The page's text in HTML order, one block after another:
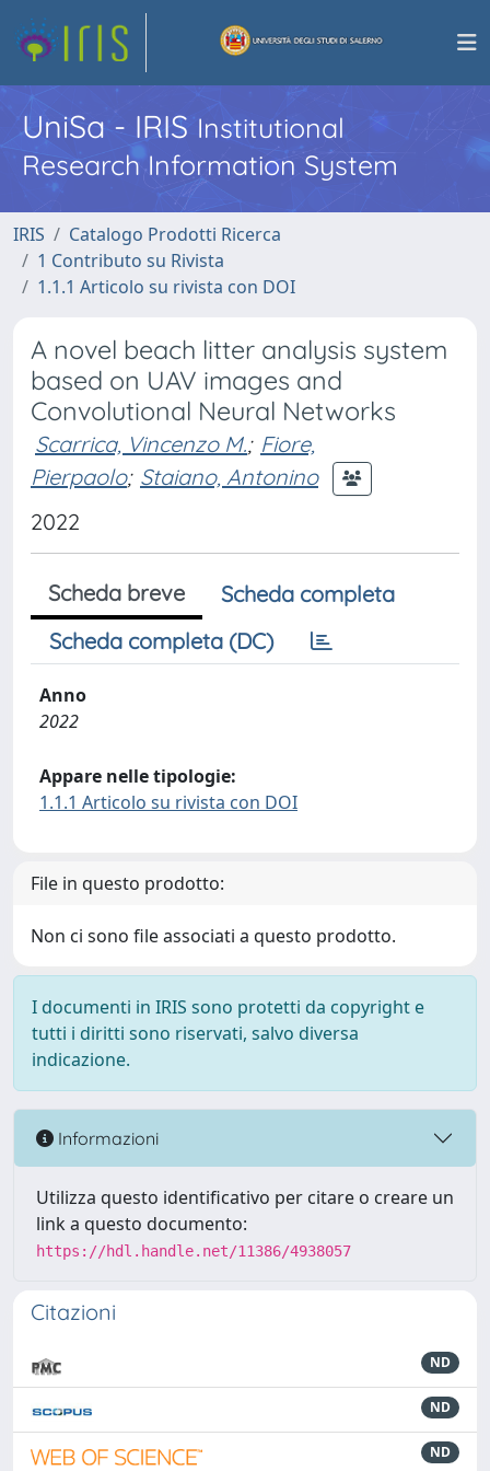
UniSa - IRISInstitutional
Research Information System
IRIS
Catalogo Prodotti Ricerca
1 Contributo su Rivista
1.1.1 Articolo su rivista con DOI
A novel beach litter analysis system
based on UAV images and
Convolutional Neural Networks
Scarrica, Vincenzo M.; Fiore,
Pierpaolo; Staiano, Antonino
2022
Scheda breve
Scheda completa
Scheda completa (DC)
Anno
2022
Appare nelle tipologie:
1.1.1 Articolo su rivista con DOI
File in questo prodotto:
Non ci sono file associati a questo prodotto.
I documenti in IRIS sono protetti da copyright e
tutti i diritti sono riservati, salvo diversa
indicazione.
Informazioni
Utilizza questo identificativo per citare o creare un
link a questo documento:
https://hdl.handle.net/11386/4938057
Citazioni
ND
ND
ND